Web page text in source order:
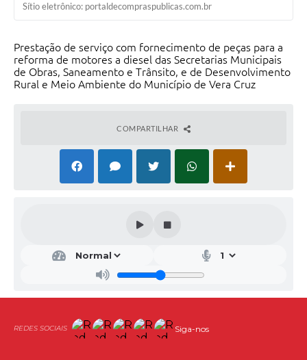
Sítio eletrônico: portaldecompraspublicas.com.br
Prestação de serviço com fornecimento de peças para a
reforma de motores a diesel das Secretarias Municipais
de Obras, Saneamento e Trânsito, e de Desenvolvimento
Rural e Meio Ambiente do Município de Vera Cruz
COMPARTILHAR
Siga-nos